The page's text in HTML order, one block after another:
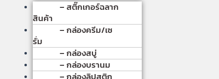
– สติ๊กเกอร์ฉลาก
สินค้า
– กล่องครีม/เซ
รั่ม
– กล่องสบู่
– กล่องบรานม